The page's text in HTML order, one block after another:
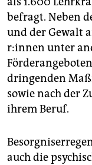
befragt. Neben
und der Gewalt
r:in­nen unter
dringenden
sowie nach der
ihrem Beruf.
auch die